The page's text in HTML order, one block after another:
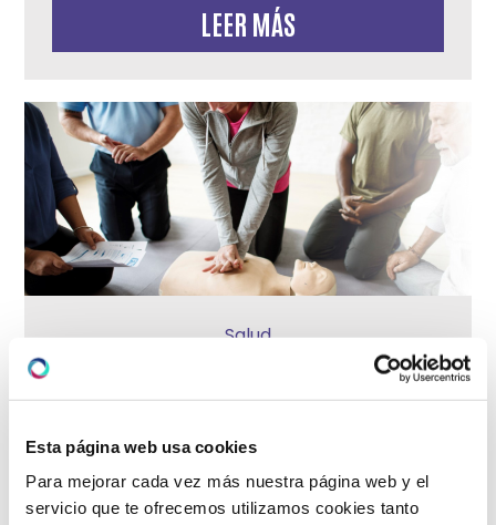
Esta página web usa cookies
Para mejorar cada vez más nuestra página web y el
servicio que te ofrecemos utilizamos cookies tanto
LEER MÁS
Salud
En familia salvando vidas: Deporte y
Niños-adolescentes: Que los niños, niñas y